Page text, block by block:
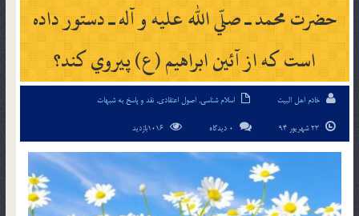
حضرت محمد ـ صلّي الله عليه و آله ـ دستور داده
است كه از آئين ابراهيم (ع) پيروي كند؟
خادم اهل البیت اسلام شناسی, اصول اعتقادی, نقد و پاسخ به شبهات
0 دیدگاه